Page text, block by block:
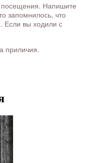
посещения. Напишите
запомнилось, что
Если вы ходили с
приличия.